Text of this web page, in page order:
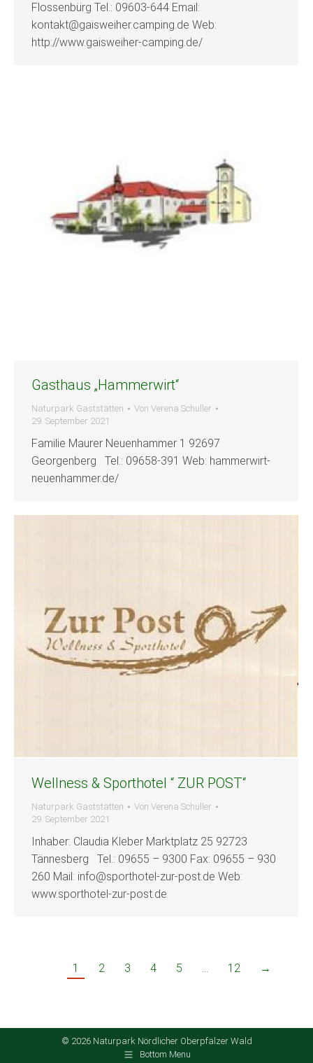
Flossenbürg Tel.: 09603-644 Email:
kontakt@gaisweiher.camping.de Web:
http://www.gaisweiher-camping.de/
Gasthaus „Hammerwirt“
Naturpark Gaststätten Von Verena Schuller
29. September 2021
Familie Maurer Neuenhammer 1 92697
Georgenberg Tel.: 09658-391 Web: hammerwirt-
neuenhammer.de/
Wellness & Sporthotel “ ZUR POST“
Naturpark Gaststätten Von Verena Schuller
29. September 2021
Inhaber: Claudia Kleber Marktplatz 25 92723
Tännesberg Tel.: 09655 – 9300 Fax: 09655 – 930
260 Mail: info@sporthotel-zur-post.de Web:
www.sporthotel-zur-post.de
1 2 3 4 5 … 12 →
© 2026 Naturpark Nördlicher Oberpfälzer Wald
Bottom Menu